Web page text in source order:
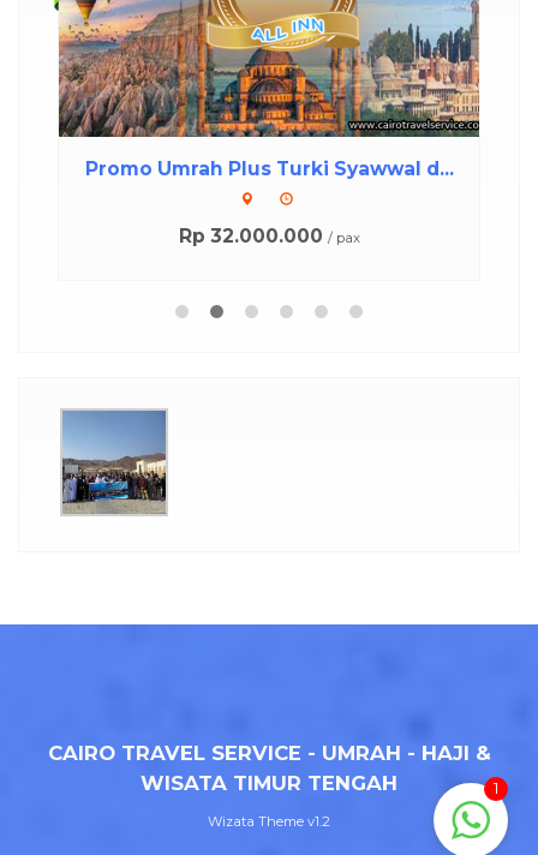
Promo Umrah Plus Turki Syawwal d...
Rp 32.000.000 / pax
CAIRO TRAVEL SERVICE - UMRAH - HAJI &
WISATA TIMUR TENGAH
Wizata Theme v1.2
1